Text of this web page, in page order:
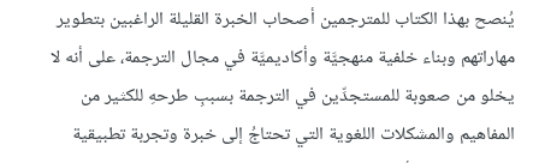
يُنصح بهذا الكتاب للمترجمين أصحاب الخبرة القليلة الراغبين بتطوير
مهاراتهم وبناء خلفية منهجيَّة وأكاديميَّة في مجال الترجمة، على أنه لا
يخلو من صعوبة للمستجدِّين في الترجمة بسببِ طرحهِ للكثير من
المفاهيم والمشكلات اللغوية التي تحتاجُ إلى خبرة وتجربة تطبيقية